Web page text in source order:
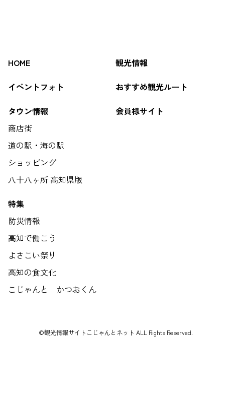
HOME
観光情報
イベントフォト
おすすめ観光ルート
タウン情報
商店街
道の駅・海の駅
ショッピング
八十八ヶ所 高知県版
会員様サイト
特集
防災情報
高知で働こう
よさこい祭り
高知の食文化
こじゃんと かつおくん
©観光情報サイトこじゃんとネット ALL Rights Reserved.